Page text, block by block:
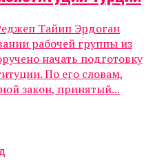
Тайип Эрдоган
рабочей группы из
начать подготовку
По его словам,
закон, принятый...